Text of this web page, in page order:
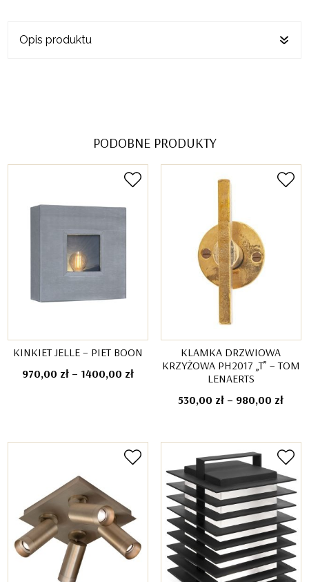
Opis produktu
PODOBNE PRODUKTY
KINKIET JELLE – PIET BOON
970,00 zł – 1400,00 złZakres
do
1400,00 zł
KLAMKA DRZWIOWA
KRZYŻOWA PH2017 „T” – TOM
LENAERTS
530,00 zł – 980,00 zł